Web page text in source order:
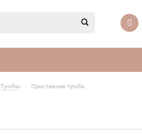
Тумбы - Приставная тумба